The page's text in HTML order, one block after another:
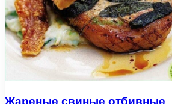
Жареные свиные отбивные